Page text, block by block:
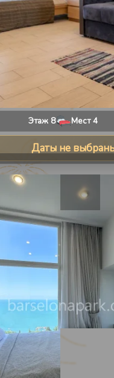
Этаж 8 Мест4
Даты не
13